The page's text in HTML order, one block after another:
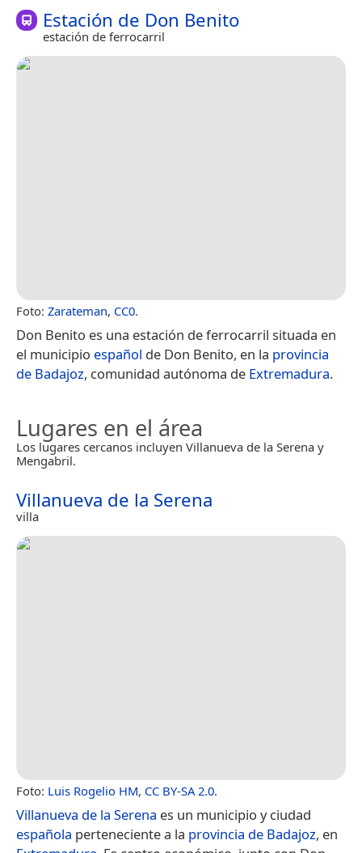
Estación de Don Benito
estación de ferrocarril
Foto: Zarateman, CC0.
Don Benito es una estación de ferrocarril situada en
el municipio español de Don Benito, en la provincia
de Badajoz, comunidad autónoma de Extremadura.
Lugares en el área
Los lugares cercanos incluyen Villanueva de la Serena y
Mengabril.
Villanueva de la Serena
villa
Foto: Luis Rogelio HM, CC BY-SA 2.0.
Villanueva de la Serena es un municipio y ciudad
española perteneciente a la provincia de Badajoz, en